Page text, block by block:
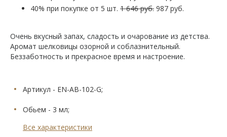
40% при покупке от 5 шт. 1 646 руб. 987 руб.
Очень вкусный запах, сладость и очарование из детства.
Аромат шелковицы озорной и соблазнительный.
Беззаботность и прекрасное время и настроение.
Артикул - EN-AB-102-G;
Обьем - 3 мл;
Все характеристики